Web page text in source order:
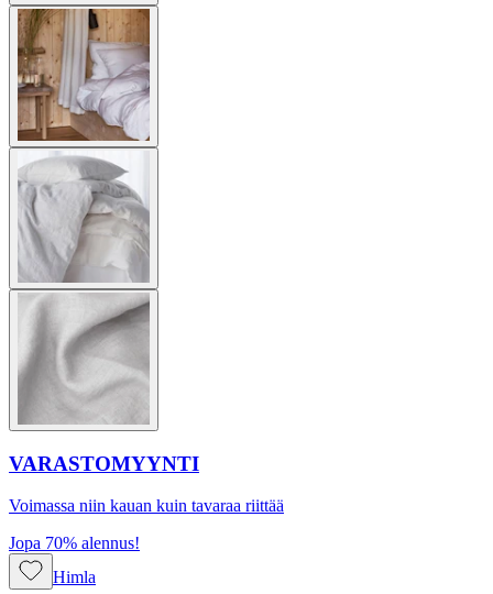
VARASTOMYYNTI
Voimassa niin kauan kuin tavaraa riittää
Jopa 70% alennus!
Himla